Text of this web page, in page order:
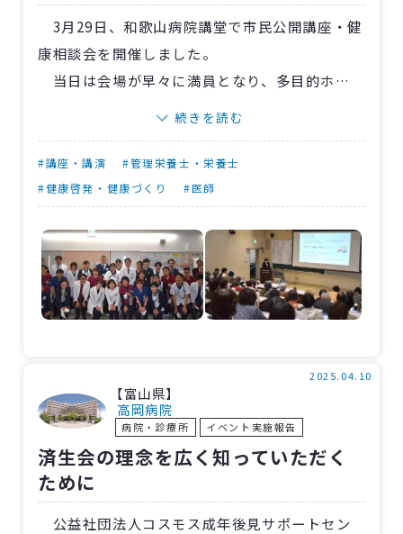
功の結果だと自負しています。
3月29日、和歌山病院講堂で市民公開講座・健
康相談会を開催しました。
当日は会場が早々に満員となり、多目的ホー
ルも椅子を置くスペースがなくなるほど。来場
に続き大盛況の開催となりました。
今年のテーマは「骨粗鬆症ってどんな病
科・古梅祐医師による「ほんとうは怖い骨粗鬆
症」をはじめ、薬剤師の山﨑亮太さん、作業療
法士の柏木洋平さん、管理栄養士の土井麻緒さ
ん、診療放射線技師の佐藤英志郎さんが講演し
第二部の健康相談会では各ブースに分かれ、
各種健康相談とともに骨密度測定などの健康チ
ェックが行なわれました。
公開講座後ということもあり、骨密度測定ブ
ースには多くの来場者が順番待ちをしている姿
続きを読む
#講座・講演
#管理栄養士・栄養士
#健康啓発・健康づくり
#医師
【富山県】
高岡病院
病院・診療所 イベント実施報告
2025.04.10
済生会の理念を広く知っていただく
ために
公益社団法人コスモス成年後見サポートセン